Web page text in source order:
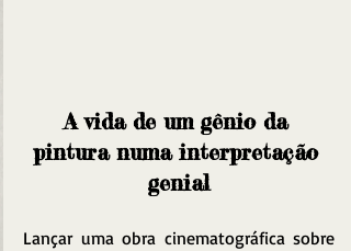
A vida de um gênio da
pintura numa interpretação
genial
Lançar uma obra cinematográfica sobre